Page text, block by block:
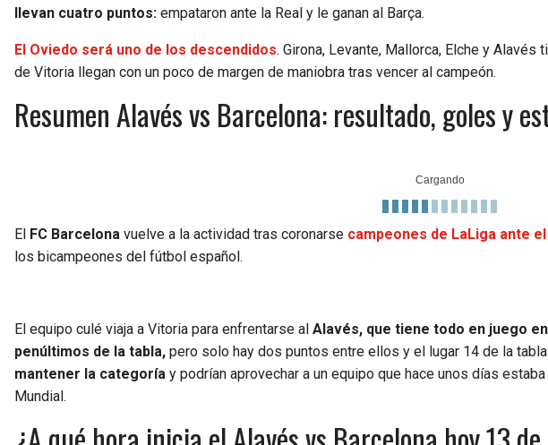
llevan cuatro puntos: empataron ante la Real y le ganan al Barça.
El Oviedo será uno de los descendidos. Girona, Levante, Mallorca, Elche y
de Vitoria llegan con un poco de margen de maniobra tras vencer al campeón.
Resumen Alavés vs Barcelona: resultado, goles y
El FC Barcelona vuelve a la actividad tras coronarse campeones de LaLiga ante
los bicampeones del fútbol español.
El equipo culé viaja a Vitoria para enfrentarse al Alavés, que tiene todo en juego
penúltimos de la tabla, pero solo hay dos puntos entre ellos y el lugar 14 de la
mantener la categoría y podrían aprovechar a un equipo que hace unos días
Mundial.